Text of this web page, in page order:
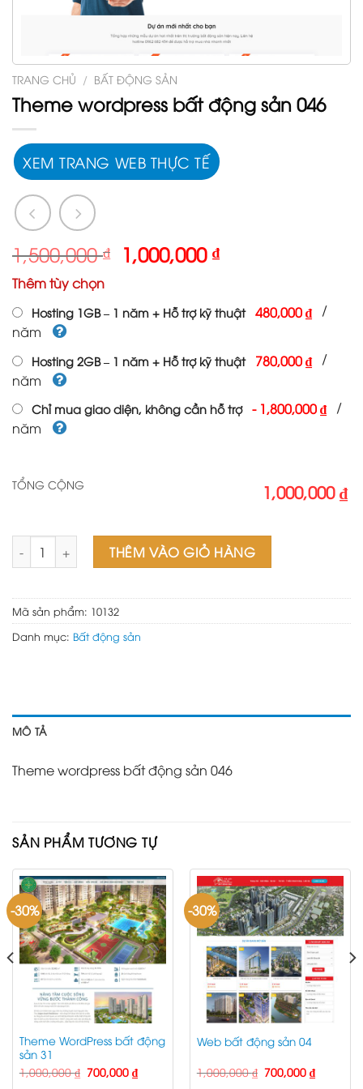
TRANG CHỦ / BẤT ĐỘNG SẢN
Theme wordpress bất động sản 046
XEM TRANG WEB THỰC TẾ
1,500,000₫ Giá
gốc
1,500,000 ₫.
1,000,000₫Giá
là:
Thêm tùy chọn
Hosting 1GB – 1 năm + Hỗ trợ kỹ thuật 480,000 ₫ /
năm
Hosting 2GB – 1 năm + Hỗ trợ kỹ thuật 780,000 ₫ /
năm
Chỉ mua giao diện, không cần hỗ trợ -1,800,000 ₫ /
năm
TỔNG CỘNG 1,000,000 ₫
Theme wordpress bất động sản 046 số lượng
THÊM VÀO GIỎ HÀNG
Mã sản phẩm: 10132
Danh mục: Bất động sản
MÔ TẢ
Theme wordpress bất động sản 046
SẢN PHẨM TƯƠNG TỰ
-30%
Theme WordPress bất động
sản 31
1,000,000₫ Giá
gốc
700,000 ₫Giá
hiện
-30%
Web bất động sản 04
1,000,000₫ Giá
gốc
700,000 ₫Giá
hiện